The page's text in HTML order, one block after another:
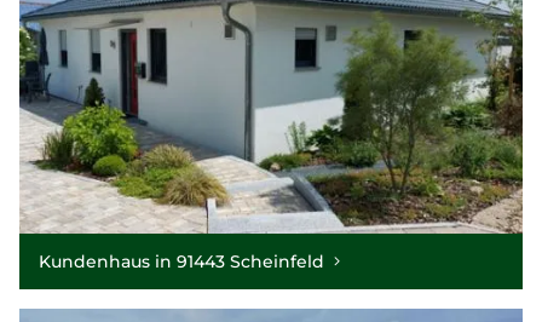
Kundenhaus in 91443 Scheinfeld